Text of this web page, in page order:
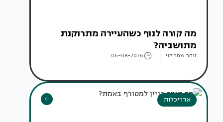
מה קורה לנוף כשהעיירה מתרוקנת
מתושביה?
זוהר שחר לוי 06-08-2026
אדריכלות